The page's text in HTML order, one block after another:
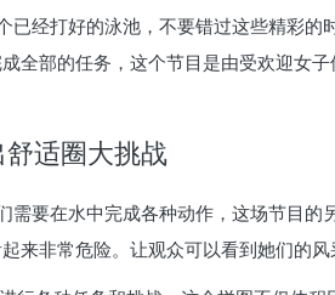
已经打好的泳池，不要错过这些精彩
全部的任务，这个节目是由受欢迎女
适圈大挑战
需要在水中完成各种动作，这场节目
来非常危险。让观众可以看到她们的风